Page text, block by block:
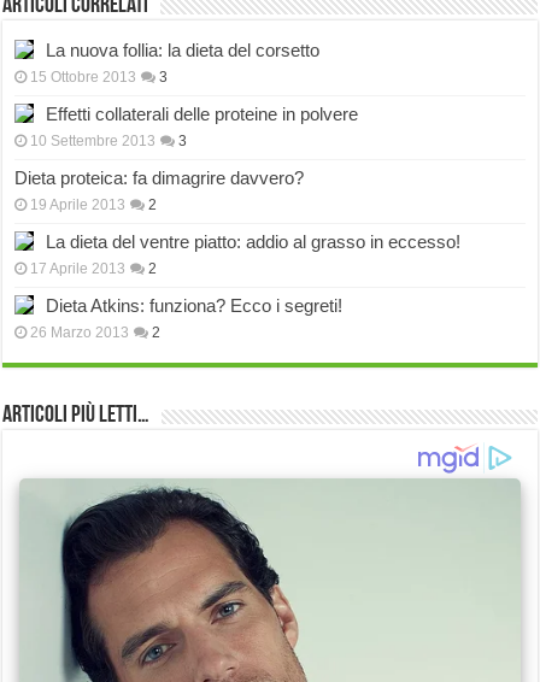
Articoli correlati
La nuova follia: la dieta del corsetto
15 Ottobre 2013 3
Effetti collaterali delle proteine in polvere
10 Settembre 2013 3
Dieta proteica: fa dimagrire davvero?
19 Aprile 2013 2
La dieta del ventre piatto: addio al grasso in eccesso!
17 Aprile 2013 2
Dieta Atkins: funziona? Ecco i segreti!
26 Marzo 2013 2
Articoli più Letti…